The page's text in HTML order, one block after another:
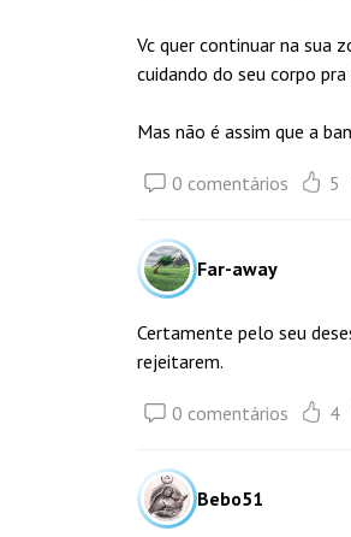
Vc quer continuar na sua
cuidando do seu corpo
Mas não é assim que a
0 comentários 5
Far-away
Certamente pelo seu
rejeitarem.
0 comentários 4
Bebo51